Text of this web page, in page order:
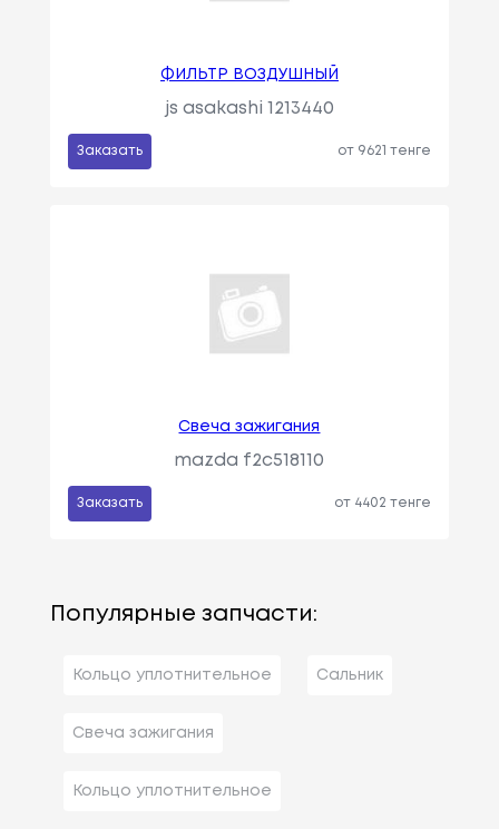
ФИЛЬТР ВОЗДУШНЫЙ
js asakashi 1213440
Заказать от 9621 тенге
Свеча зажигания
mazda f2c518110
Заказать от 4402 тенге
Популярные запчасти:
Кольцо уплотнительное Сальник
Свеча зажигания
Кольцо уплотнительное